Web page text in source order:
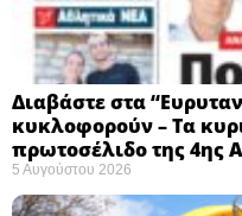
Διαβάστε στα
κυκλοφορούν – Τα
πρωτοσέλιδο της 4ης
5 Αυγούστου 2026